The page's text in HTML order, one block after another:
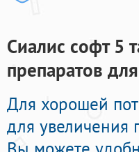
Сиалис софт 5
препаратов
Для хорошей
для увеличения